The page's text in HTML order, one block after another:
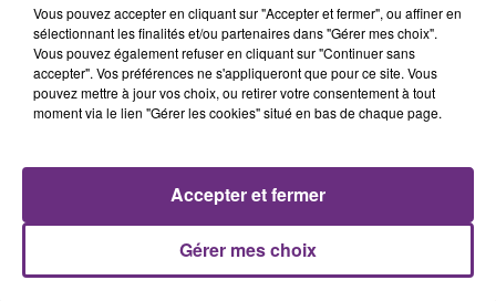
You Are Not Alone Dai Dai
12h35
12h35 12h33
12h33
Vous pouvez accepter en cliquant sur "Accepter et fermer", ou affiner en
sélectionnant les finalités et/ou partenaires dans "Gérer mes choix".
Vous pouvez également refuser en cliquant sur "Continuer sans
accepter". Vos préférences ne s'appliqueront que pour ce site. Vous
pouvez mettre à jour vos choix, ou retirer votre consentement à tout
moment via le lien "Gérer les cookies" situé en bas de chaque page.
Gérer mes choix
Accepter et fermer